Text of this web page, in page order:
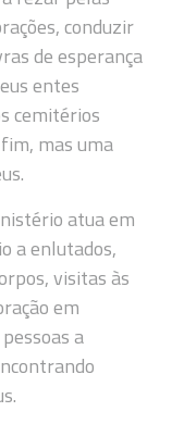
conduzir
de esperança
entes
cemitérios
mas uma
atua em
a enlutados,
visitas às
em
a